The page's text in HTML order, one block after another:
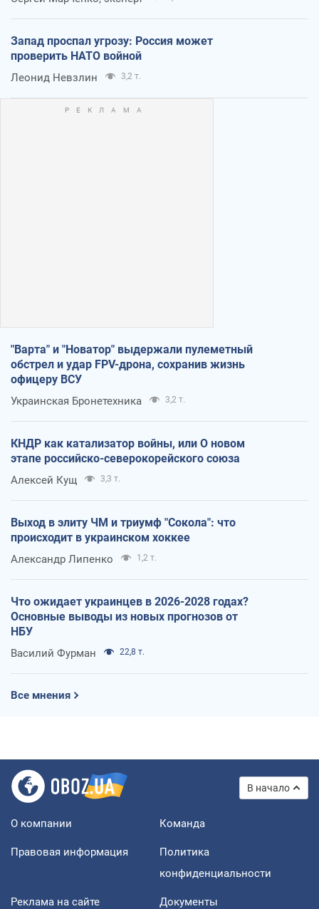
Запад проспал угрозу: Россия может
проверить НАТО войной
Леонид Невзлин 3,2 т.
"Варта" и "Новатор" выдержали пулеметный
обстрел и удар FPV-дрона, сохранив жизнь
офицеру ВСУ
Украинская Бронетехника 3,2 т.
КНДР как катализатор войны, или О новом
этапе российско-северокорейского союза
Алексей Кущ 3,3 т.
Выход в элиту ЧМ и триумф "Сокола": что
происходит в украинском хоккее
Александр Липенко 1,2 т.
Что ожидает украинцев в 2026-2028 годах?
Основные выводы из новых прогнозов от
НБУ
Василий Фурман 22,8 т.
Все мнения
В начало
О компании Команда
Правовая информация
Политика
конфиденциальности
Реклама на сайте Документы